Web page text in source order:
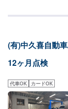
(有)中久喜自動
12ヶ月点検
代車OK カードOK